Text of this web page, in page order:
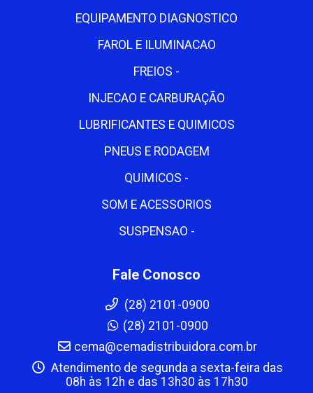
EQUIPAMENTO DIAGNOSTICO
FAROL E ILUMINACAO
FREIOS -
INJECAO E CARBURAÇÃO
LUBRIFICANTES E QUIMICOS
PNEUS E RODAGEM
QUIMICOS -
SOM E ACESSORIOS
SUSPENSAO -
Fale Conosco
(28) 2101-0900
(28) 2101-0900
cema@cemadistribuidora.com.br
Atendimento de segunda a sexta-feira das
08h às 12h e das 13h30 às 17h30